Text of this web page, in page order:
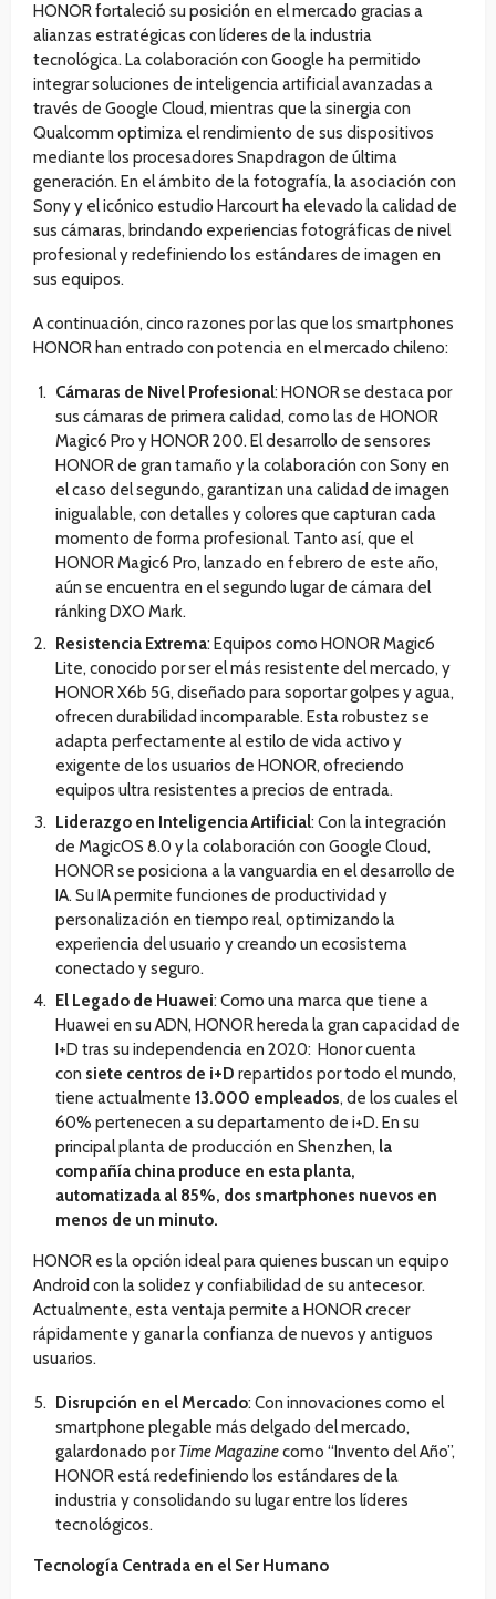
HONOR fortaleció su posición en el mercado gracias a
alianzas estratégicas con líderes de la industria
tecnológica. La colaboración con Google ha permitido
integrar soluciones de inteligencia artificial avanzadas a
través de Google Cloud, mientras que la sinergia con
Qualcomm optimiza el rendimiento de sus dispositivos
mediante los procesadores Snapdragon de última
generación. En el ámbito de la fotografía, la asociación con
Sony y el icónico estudio Harcourt ha elevado la calidad de
sus cámaras, brindando experiencias fotográficas de nivel
profesional y redefiniendo los estándares de imagen en
sus equipos.
A continuación, cinco razones por las que los smartphones
HONOR han entrado con potencia en el mercado chileno:
Cámaras de Nivel Profesional: HONOR se destaca por
sus cámaras de primera calidad, como las de HONOR
Magic6 Pro y HONOR 200. El desarrollo de sensores
HONOR de gran tamaño y la colaboración con Sony en
el caso del segundo, garantizan una calidad de imagen
inigualable, con detalles y colores que capturan cada
momento de forma profesional. Tanto así, que el
HONOR Magic6 Pro, lanzado en febrero de este año,
aún se encuentra en el segundo lugar de cámara del
ránking DXO Mark.
Resistencia Extrema: Equipos como HONOR Magic6
Lite, conocido por ser el más resistente del mercado, y
HONOR X6b 5G, diseñado para soportar golpes y agua,
ofrecen durabilidad incomparable. Esta robustez se
adapta perfectamente al estilo de vida activo y
exigente de los usuarios de HONOR, ofreciendo
equipos ultra resistentes a precios de entrada.
Liderazgo en Inteligencia Artificial: Con la integración
de MagicOS 8.0 y la colaboración con Google Cloud,
HONOR se posiciona a la vanguardia en el desarrollo de
IA. Su IA permite funciones de productividad y
personalización en tiempo real, optimizando la
experiencia del usuario y creando un ecosistema
conectado y seguro.
El Legado de Huawei: Como una marca que tiene a
Huawei en su ADN, HONOR hereda la gran capacidad de
I+D tras su independencia en 2020: Honor cuenta
con siete centros de i+D repartidos por todo el mundo,
tiene actualmente 13.000 empleados, de los cuales el
60% pertenecen a su departamento de i+D. En su
principal planta de producción en Shenzhen, la
compañía china produce en esta planta,
automatizada al 85%, dos smartphones nuevos en
menos de un minuto.
HONOR es la opción ideal para quienes buscan un equipo
Android con la solidez y confiabilidad de su antecesor.
Actualmente, esta ventaja permite a HONOR crecer
rápidamente y ganar la confianza de nuevos y antiguos
usuarios.
Disrupción en el Mercado: Con innovaciones como el
smartphone plegable más delgado del mercado,
galardonado porTime Magazinecomo “Invento del Año”,
HONOR está redefiniendo los estándares de la
industria y consolidando su lugar entre los líderes
tecnológicos.
Tecnología Centrada en el Ser Humano